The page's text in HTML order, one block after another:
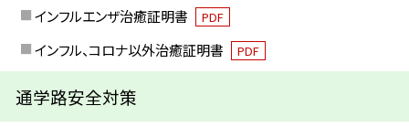
インフルエンザ治癒証明書 PDF
インフル、コロナ以外治癒証明書 PDF
通学路安全対策